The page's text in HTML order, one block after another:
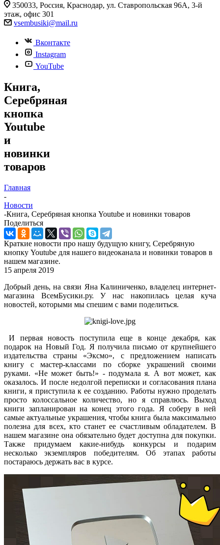
350033, Россия, Краснодар, ул. Ставропольская 96А, 3-й
этаж, офис 301
vsembusiki@mail.ru
Вконтакте
Instagram
YouTube
Книга,
Серебряная
кнопка
Youtube
и
новинки
товаров
Главная
-
Новости
-Книга, Серебряная кнопка Youtube и новинки товаров
Поделиться
Краткие новости про нашу будущую книгу, Серебряную
кнопку Youtube для нашего видеоканала и новинки товаров в
нашем магазине.
15 апреля 2019
Добрый день, на связи Яна Калиниченко, владелец интернет-
магазина ВсемБусики.ру. У нас накопилась целая куча
новостей, которыми мы спешим с вами поделиться.
И первая новость поступила еще в конце декабря, как
подарок на Новый Год. Я получила письмо от крупнейшего
издательства страны «Эксмо», с предложением написать
книгу с мастер-классами по сборке украшений своими
руками. «Не может быть!» - подумала я. А вот может, как
оказалось. И после недолгой переписки и согласования плана
книги, я приступила к ее созданию. Работы нужно проделать
просто колоссальное количество, но я справлюсь. Выход
книги запланирован на конец этого года. Я соберу в ней
самые актуальные украшения, чтобы книга была максимально
полезна для всех, кто станет ее счастливым обладателем. В
нашем магазине она обязательно будет доступна для покупки.
Также придумаем какие-нибудь конкурсы и подарим
несколько экземпляров победителям. Об этапах работы
постараюсь держать вас в курсе.